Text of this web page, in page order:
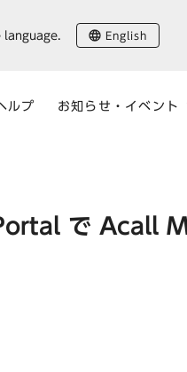
ルプ お知らせ・イベント
language. English
で Acall